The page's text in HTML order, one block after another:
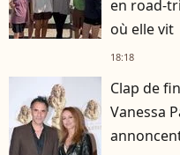
en road-
où elle vit
18:18
Clap de
Vanessa